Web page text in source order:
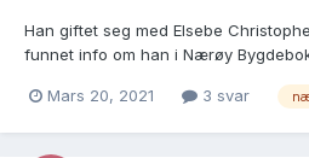
Han giftet seg med Elsebe
funnet info om han i Nærøy
Mars 20, 2021 3 svar